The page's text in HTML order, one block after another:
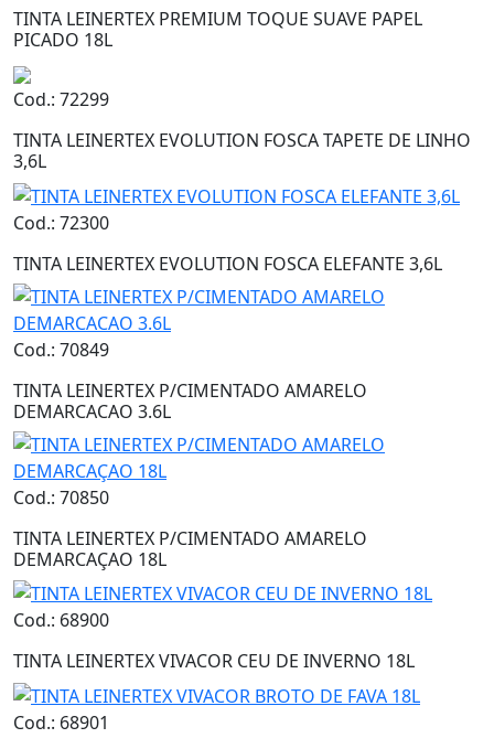
TINTA LEINERTEX PREMIUM TOQUE SUAVE PAPEL
PICADO 18L
Cod.: 72299
TINTA LEINERTEX EVOLUTION FOSCA TAPETE DE LINHO
3,6L
Cod.: 72300
TINTA LEINERTEX EVOLUTION FOSCA ELEFANTE 3,6L
Cod.: 70849
TINTA LEINERTEX P/CIMENTADO AMARELO
DEMARCACAO 3.6L
Cod.: 70850
TINTA LEINERTEX P/CIMENTADO AMARELO
DEMARCAÇAO 18L
Cod.: 68900
TINTA LEINERTEX VIVACOR CEU DE INVERNO 18L
Cod.: 68901